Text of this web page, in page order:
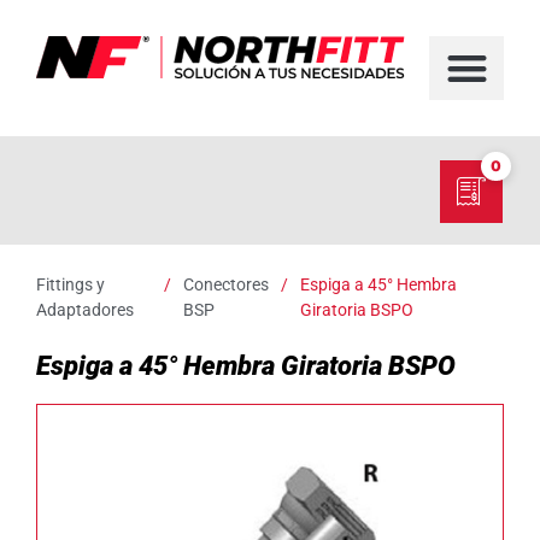
0
Fittings y
Adaptadores
/
Conectores
BSP
/
Espiga a 45° Hembra
Giratoria BSPO
Espiga a 45° Hembra Giratoria BSPO